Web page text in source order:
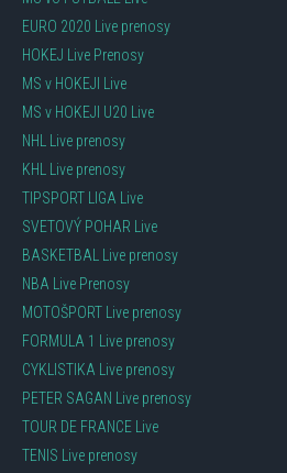
EURO 2020 Live prenosy
HOKEJ Live Prenosy
MS v HOKEJI Live
MS v HOKEJI U20 Live
NHL Live prenosy
KHL Live prenosy
TIPSPORT LIGA Live
SVETOVÝ POHAR Live
BASKETBAL Live prenosy
NBA Live Prenosy
MOTOŠPORT Live prenosy
FORMULA 1 Live prenosy
CYKLISTIKA Live prenosy
PETER SAGAN Live prenosy
TOUR DE FRANCE Live
TENIS Live prenosy